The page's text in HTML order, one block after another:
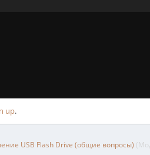
up.
USB Flash Drive (общие вопросы)